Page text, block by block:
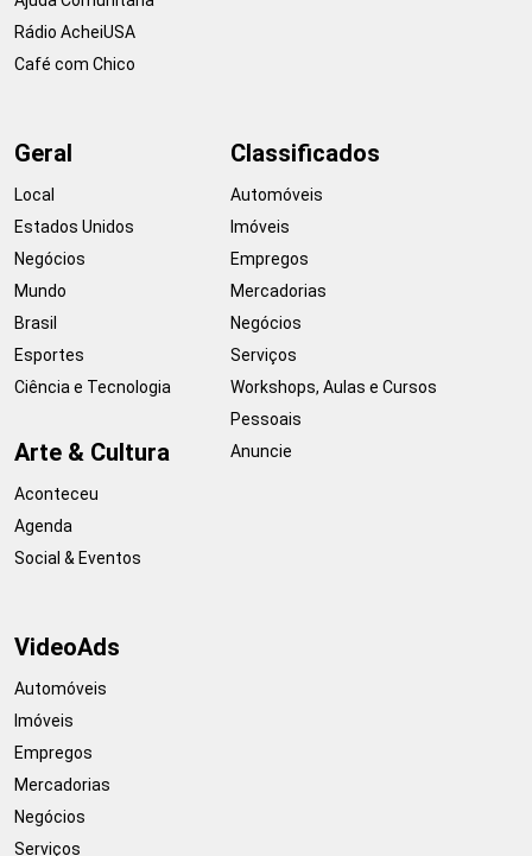
Rádio AcheiUSA
Café com Chico
Geral
Local
Estados Unidos
Negócios
Mundo
Brasil
Esportes
Ciência e Tecnologia
Arte & Cultura
Aconteceu
Agenda
Social & Eventos
Classificados
Automóveis
Imóveis
Empregos
Mercadorias
Negócios
Serviços
Workshops, Aulas e Cursos
Pessoais
Anuncie
VideoAds
Automóveis
Imóveis
Empregos
Mercadorias
Negócios
Serviços